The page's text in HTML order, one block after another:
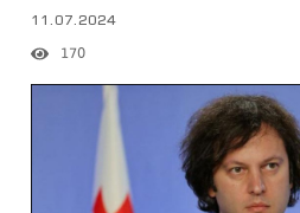
11.07.2024
170